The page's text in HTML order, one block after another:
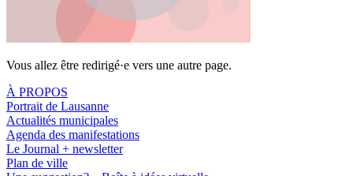
Vous allez être redirigé·e vers une autre page.
À PROPOS
Portrait de Lausanne
Actualités municipales
Agenda des manifestations
Le Journal + newsletter
Plan de ville